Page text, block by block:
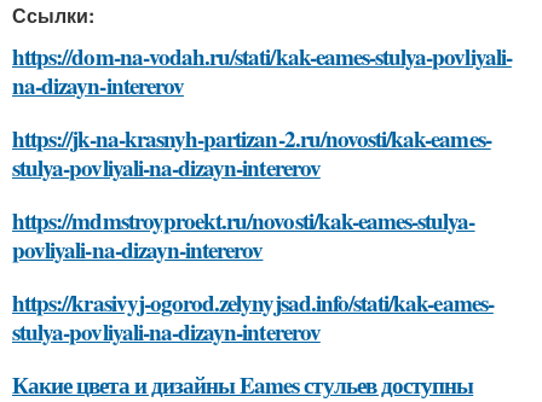
Ссылки:
https://dom-na-vodah.ru/stati/kak-eames-stulya-povliyali-
na-dizayn-intererov
https://jk-na-krasnyh-partizan-2.ru/novosti/kak-eames-
stulya-povliyali-na-dizayn-intererov
https://mdmstroyproekt.ru/novosti/kak-eames-stulya-
povliyali-na-dizayn-intererov
https://krasivyj-ogorod.zelynyjsad.info/stati/kak-eames-
stulya-povliyali-na-dizayn-intererov
Какие цвета и дизайны Eames стульев доступны